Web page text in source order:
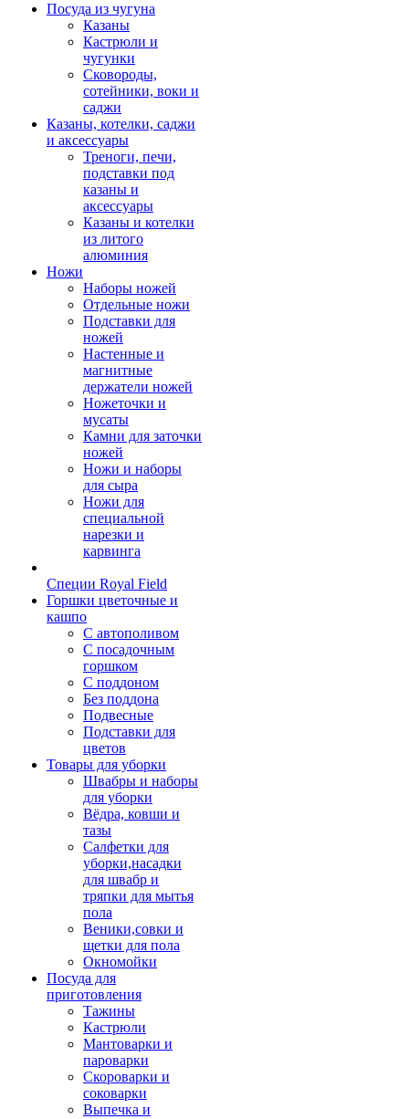
Посуда из чугуна
Казаны
Кастрюли и
чугунки
Сковороды,
сотейники, воки и
саджи
Казаны, котелки, саджи
и аксессуары
Треноги, печи,
подставки под
казаны и
аксессуары
Казаны и котелки
из литого
алюминия
Ножи
Наборы ножей
Отдельные ножи
Подставки для
ножей
Настенные и
магнитные
держатели ножей
Ножеточки и
мусаты
Камни для заточки
ножей
Ножи и наборы
для сыра
Ножи для
специальной
нарезки и
карвинга
Специи Royal Field
Горшки цветочные и
кашпо
С автополивом
С посадочным
горшком
С поддоном
Без поддона
Подвесные
Подставки для
цветов
Товары для уборки
Швабры и наборы
для уборки
Вёдра, ковши и
тазы
Салфетки для
уборки,насадки
для швабр и
тряпки для мытья
пола
Веники,совки и
щетки для пола
Окномойки
Посуда для
приготовления
Тажины
Кастрюли
Мантоварки и
пароварки
Скороварки и
соковарки
Выпечка и